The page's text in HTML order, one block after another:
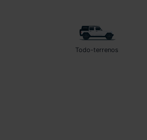
Todo-terrenos